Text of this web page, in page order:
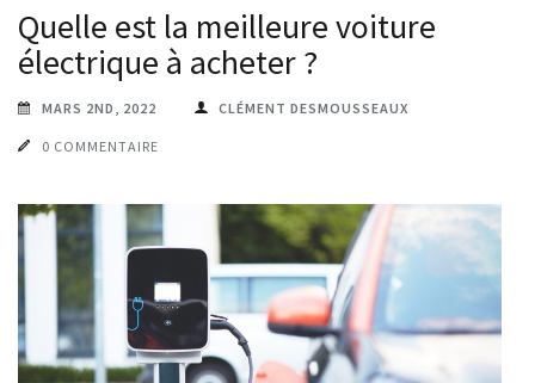
Quelle est la meilleure voiture
électrique à acheter ?
MARS 2ND, 2022 CLÉMENT DESMOUSSEAUX
0 COMMENTAIRE